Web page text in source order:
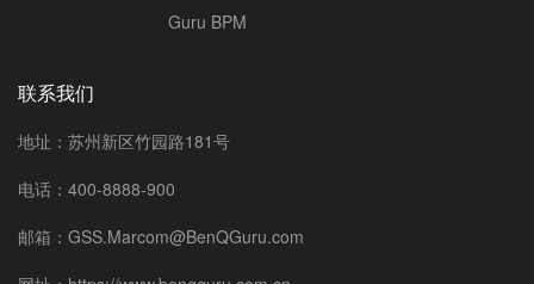
Guru BPM
联系我们
地址：苏州新区竹园路181号
电话：400-8888-900
邮箱：GSS.Marcom@BenQGuru.com